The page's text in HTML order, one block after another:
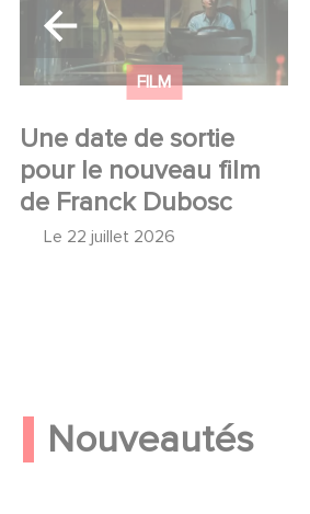
FILM
Une date de sortie
pour le nouveau film
de Franck Dubosc
Le 22 juillet 2026
Dubosc
Nouveautés